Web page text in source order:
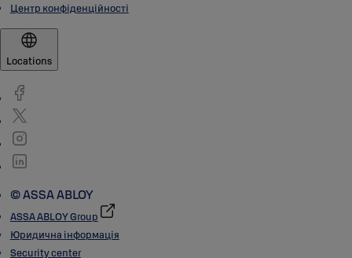
Центр конфіденційності
Locations
© ASSA ABLOY
ASSA ABLOY Group
Юридична інформація
Security center